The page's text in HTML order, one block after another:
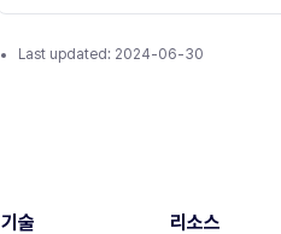
Last updated: 2024-06-30
기술 리소스